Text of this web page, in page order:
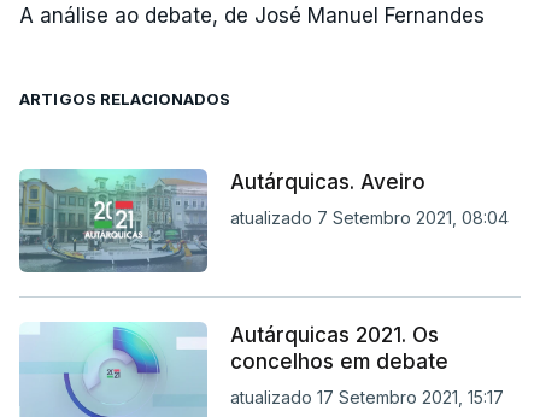
A análise ao debate, de José Manuel Fernandes
ARTIGOS RELACIONADOS
Autárquicas. Aveiro
atualizado 7 Setembro 2021, 08:04
Autárquicas 2021. Os
concelhos em debate
atualizado 17 Setembro 2021, 15:17